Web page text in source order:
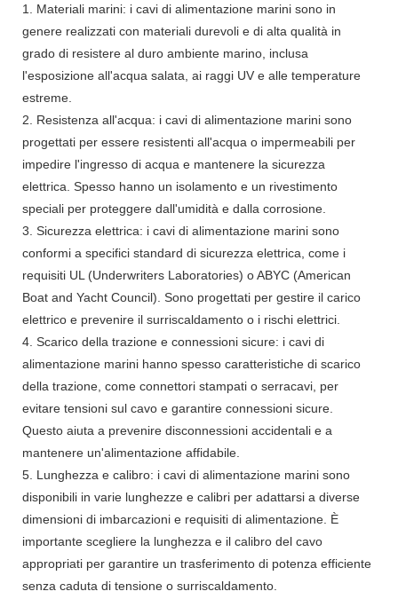
1. Materiali marini: i cavi di alimentazione marini sono in
genere realizzati con materiali durevoli e di alta qualità in
grado di resistere al duro ambiente marino, inclusa
l'esposizione all'acqua salata, ai raggi UV e alle temperature
estreme.
2. Resistenza all'acqua: i cavi di alimentazione marini sono
progettati per essere resistenti all'acqua o impermeabili per
impedire l'ingresso di acqua e mantenere la sicurezza
elettrica. Spesso hanno un isolamento e un rivestimento
speciali per proteggere dall'umidità e dalla corrosione.
3. Sicurezza elettrica: i cavi di alimentazione marini sono
conformi a specifici standard di sicurezza elettrica, come i
requisiti UL (Underwriters Laboratories) o ABYC (American
Boat and Yacht Council). Sono progettati per gestire il carico
elettrico e prevenire il surriscaldamento o i rischi elettrici.
4. Scarico della trazione e connessioni sicure: i cavi di
alimentazione marini hanno spesso caratteristiche di scarico
della trazione, come connettori stampati o serracavi, per
evitare tensioni sul cavo e garantire connessioni sicure.
Questo aiuta a prevenire disconnessioni accidentali e a
mantenere un'alimentazione affidabile.
5. Lunghezza e calibro: i cavi di alimentazione marini sono
disponibili in varie lunghezze e calibri per adattarsi a diverse
dimensioni di imbarcazioni e requisiti di alimentazione. È
importante scegliere la lunghezza e il calibro del cavo
appropriati per garantire un trasferimento di potenza efficiente
senza caduta di tensione o surriscaldamento.